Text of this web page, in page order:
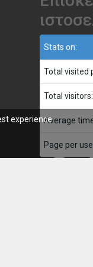
Stats on:
Total visited
Total visitors:
Average
Page per
experience.